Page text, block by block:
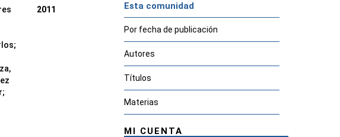
;
;
2011 Esta comunidad
Por fecha de publicación
Autores
Títulos
Materias
MI CUENTA